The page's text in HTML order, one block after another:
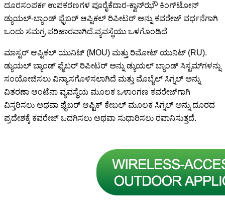
ದೂರಸಂಪರ್ಕ ಉಪಕರಣಗಳ ಪೂರೈಕೆದಾರ-ಕ್ವಾನ್‌ಝೌ ಕಿಂಗ್‌ಟೋನ್
ಡ್ಯುಯಲ್-ಬ್ಯಾಂಡ್ ಫೈಬರ್ ಆಪ್ಟಿಕಲ್ ರಿಪೀಟರ್ ಅನ್ನು ಕವರೇಜ್ ವರ್ಧನೆಗಾಗಿ
ಒಂದು ಸಮಗ್ರ ಪರಿಹಾರವಾಗಿದೆ.ವ್ಯವಸ್ಥೆಯು ಒಳಗೊಂಡಿದೆ
ಮಾಸ್ಟರ್ ಆಪ್ಟಿಕಲ್ ಯುನಿಟ್ (MOU) ಮತ್ತು ರಿಮೋಟ್ ಯುನಿಟ್ (RU).
ಡ್ಯುಯಲ್ ಬ್ಯಾಂಡ್ ಫೈಬರ್ ರಿಪೀಟರ್ ಅನ್ನು ಡ್ಯುಯಲ್ ಬ್ಯಾಂಡ್ ಸಿಸ್ಟಮ್‌ಗಳನ್ನು
ಸಂಯೋಜಿಸಲು ವಿನ್ಯಾಸಗೊಳಿಸಲಾಗಿದೆ ಮತ್ತು ಮೊಬೈಲ್ ಸಿಗ್ನಲ್ ಅನ್ನು
ವಿತರಣಾ ಆಂಟೆನಾ ವ್ಯವಸ್ಥೆಯ ಮೂಲಕ ಒಳಾಂಗಣ ಕವರೇಜ್‌ಗಾಗಿ
ವಿಸ್ತರಿಸಲು ಅಥವಾ ಫೈಬರ್ ಆಪ್ಟಿಕ್ ಕೇಬಲ್ ಮೂಲಕ ಸಿಗ್ನಲ್ ಅನ್ನು ದೂರದ
ಪ್ರದೇಶಕ್ಕೆ ಕವರೇಜ್ ಒದಗಿಸಲು ಅಥವಾ ಸುಧಾರಿಸಲು ರವಾನಿಸುತ್ತದೆ.